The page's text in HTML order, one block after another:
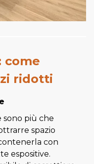
come
ridotti
più che
spazio
con
espositive.